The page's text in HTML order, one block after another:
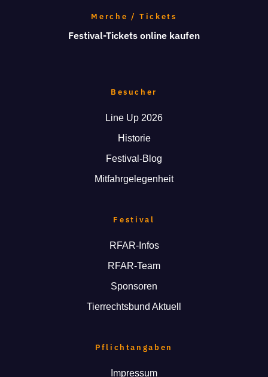
Merche / Tickets
Festival-Tickets online kaufen
Besucher
Line Up 2026
Historie
Festival-Blog
Mitfahrgelegenheit
Festival
RFAR-Infos
RFAR-Team
Sponsoren
Tierrechtsbund Aktuell
Pflichtangaben
Impressum